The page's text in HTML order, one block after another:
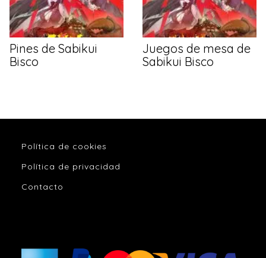
Pines de Sabikui
Bisco
Juegos de mesa de
Sabikui Bisco
Política de cookies
Política de privacidad
Contacto